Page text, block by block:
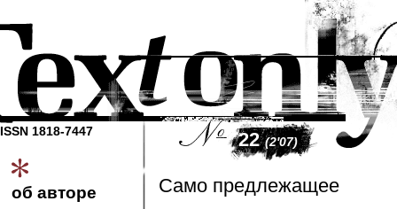
ISSN 1818-7447
об авторе
22(2'07)
Само предлежащее